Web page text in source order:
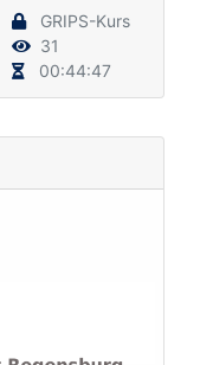
GRIPS-Kurs
31
00:44:47